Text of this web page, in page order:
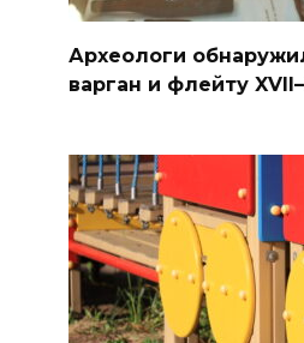
Археологи
варган и флейту